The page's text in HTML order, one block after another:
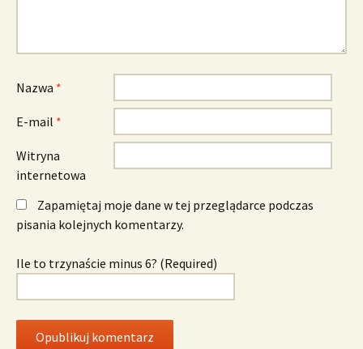
Nazwa *
E-mail *
Witryna
internetowa
Zapamiętaj moje dane w tej przeglądarce podczas
pisania kolejnych komentarzy.
Ile to trzynaście minus 6? (Required)